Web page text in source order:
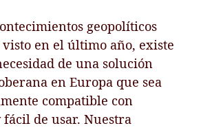
geopolíticos
visto en el último año, existe
de una solución
en Europa que sea
compatible con
de usar. Nuestra